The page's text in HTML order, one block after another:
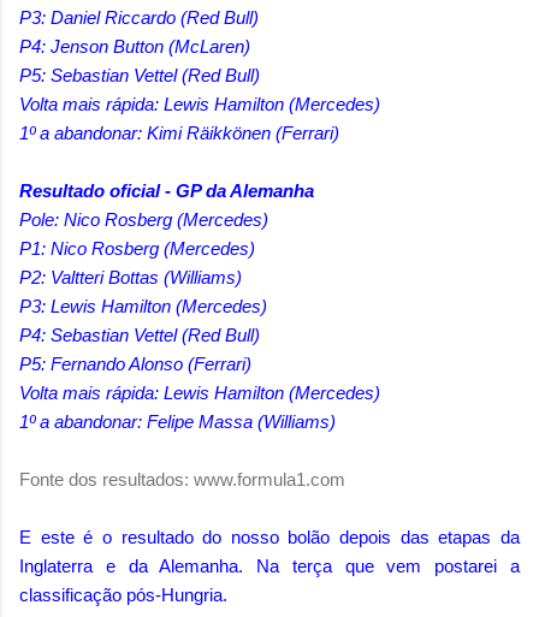
P3: Daniel Riccardo (Red Bull)
P4: Jenson Button (McLaren)
P5: Sebastian Vettel (Red Bull)
Volta mais rápida: Lewis Hamilton (Mercedes)
1º a abandonar: Kimi Räikkönen (Ferrari)
Resultado oficial - GP da Alemanha
Pole: Nico Rosberg (Mercedes)
P1: Nico Rosberg (Mercedes)
P2: Valtteri Bottas (Williams)
P3: Lewis Hamilton (Mercedes)
P4: Sebastian Vettel (Red Bull)
P5: Fernando Alonso (Ferrari)
Volta mais rápida: Lewis Hamilton (Mercedes)
1º a abandonar: Felipe Massa (Williams)
Fonte dos resultados: www.formula1.com
E este é o resultado do nosso bolão depois das etapas da
Inglaterra e da Alemanha. Na terça que vem postarei a
classificação pós-Hungria.